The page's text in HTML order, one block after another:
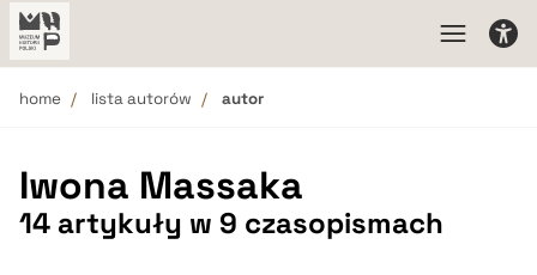
home lista autorów autor
Iwona Massaka
14 artykuły w 9 czasopismach